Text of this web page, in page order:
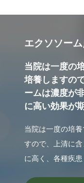
エクソソー
当院は一度の
培養しますの
ームは濃度が
に高い効果が
当院は一度の培
すので、上清に
に高く、各種疾